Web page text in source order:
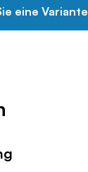
eine Variante